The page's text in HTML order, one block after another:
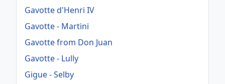
Gavotte d'Henri IV
Gavotte - Martini
Gavotte from Don Juan
Gavotte - Lully
Gigue - Selby